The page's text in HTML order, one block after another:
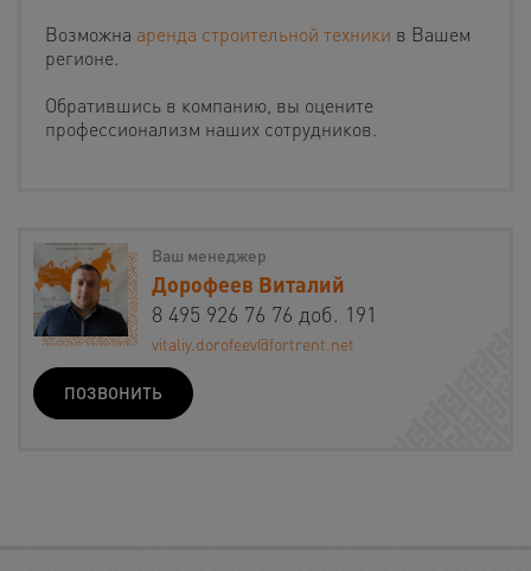
Возможна аренда строительной техники в Вашем
регионе.
Обратившись в компанию, вы оцените
профессионализм наших сотрудников.
Ваш менеджер
Дорофеев Виталий
8 495 926 76 76 доб. 191
vitaliy.dorofeev@fortrent.net
ПОЗВОНИТЬ